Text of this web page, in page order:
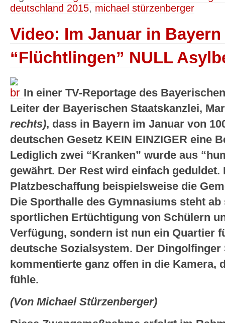
deutschland 2015, michael stürzenberger
Video: Im Januar in Bayern
“Flüchtlingen” NULL
In einer TV-Reportage des
Leiter der Bayerischen Staatskanzlei,
rechts), dass in Bayern im Januar von
deutschen Gesetz KEIN EINZIGER eine
Lediglich zwei “Kranken” wurde aus
gewährt. Der Rest wird einfach geduldet.
Platzbeschaffung beispielsweise die
Die Sporthalle des Gymnasiums steht
sportlichen Ertüchtigung von Schülern
Verfügung, sondern ist nun ein Quartier
deutsche Sozialsystem. Der
kommentierte ganz offen in die Kamera,
fühle.
(Von Michael Stürzenberger)